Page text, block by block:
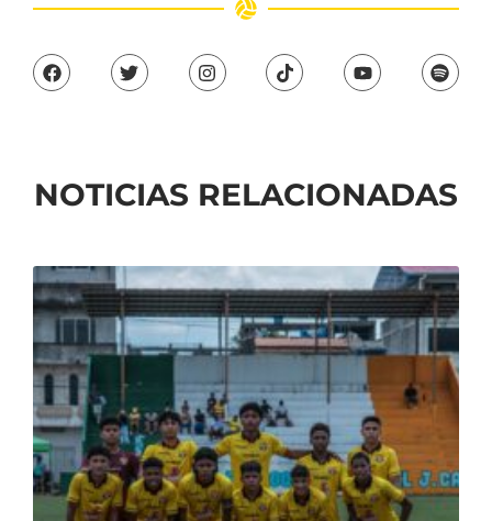
NOTICIAS RELACIONADAS